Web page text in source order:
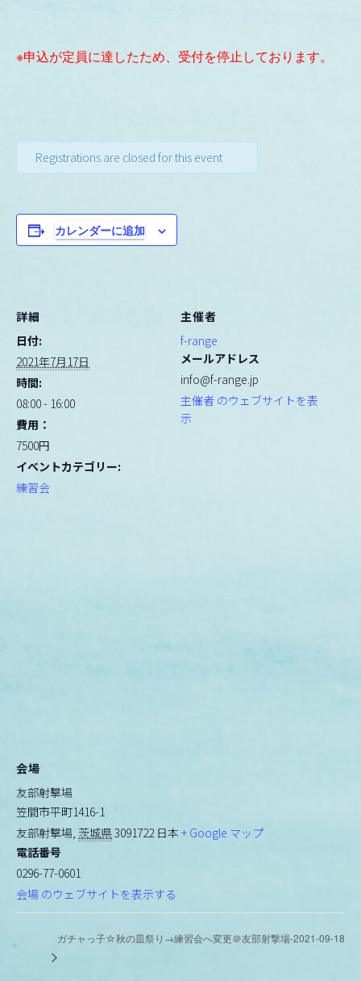
※申込が定員に達したため、受付を停止しております。
Registrations are closed for this event
カレンダーに追加
詳細
日付:
2021年7月17日
時間:
08:00 - 16:00
費用：
7500円
イベントカテゴリー:
練習会
主催者
f-range
メールアドレス
info@f-range.jp
主催者 のウェブサイトを表
示
会場
友部射撃場
笠間市平町1416-1
友部射撃場 茨城県3091722 日本 + Google マップ
電話番号
0296-77-0601
会場 のウェブサイトを表示する
ガチャっ子☆秋の皿祭り→練習会へ変更＠友部射撃場-2021-09-18